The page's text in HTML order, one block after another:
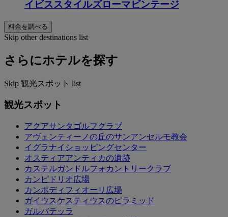
イビススタイルズローマビンテージ
料金を調べる
Skip other destinations list
さらにホテルを探す
Skip 観光スポット list
観光スポット
アクアサンタゴルフクラブ
アヴェンティーノの丘のサンアンセルモ教会
イグラナイショッピングセンター
オスティアアンティカの遺跡
カステルガンドルフォカントリークラブ
カンピドリオ広場
カンポディフィオーリ広場
ガイウスケスティウスのピラミッド
ガルバテッラ